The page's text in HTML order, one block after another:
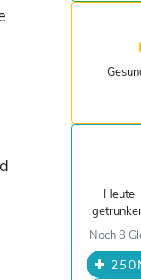
Heute
Noch 8